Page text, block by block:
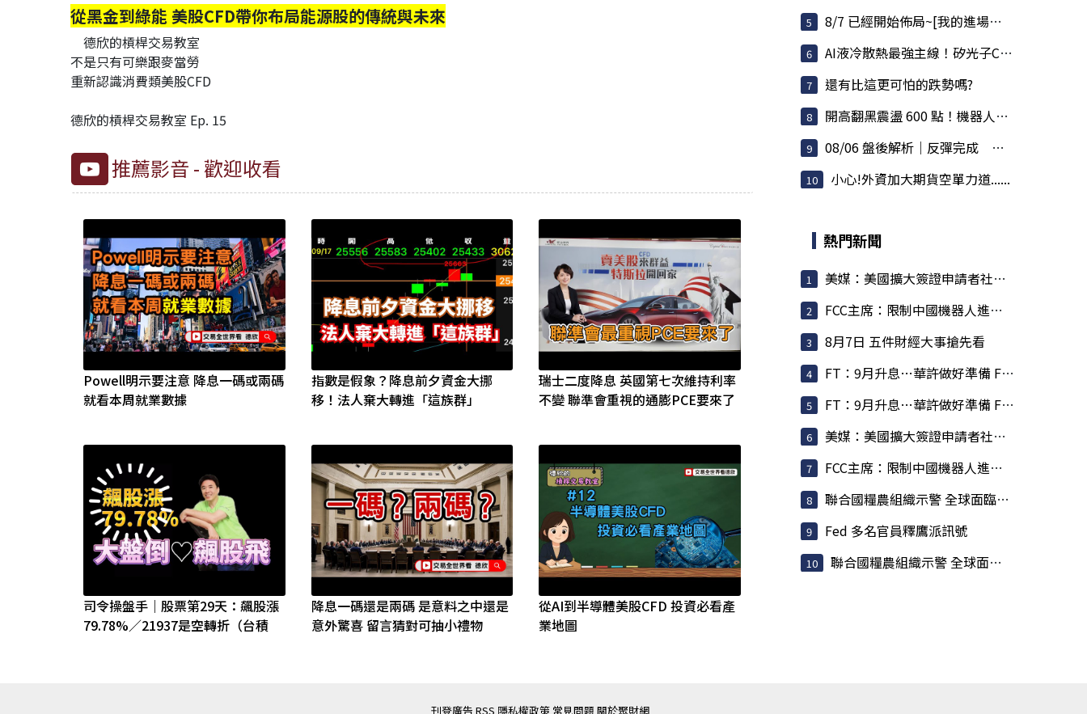
從黑金到綠能 美股CFD帶你布局能源股的傳統與未來
德欣的槓桿交易教室
不是只有可樂跟麥當勞
重新認識消費類美股CFD
德欣的槓桿交易教室 Ep. 15
推薦影音 - 歡迎收看
Powell明示要注意 降息一碼或兩碼
就看本周就業數據
指數是假象？降息前夕資金大挪
移！法人棄大轉進「這族群」
瑞士二度降息 英國第七次維持利率
不變 聯準會重視的通膨PCE要來了
司令操盤手｜股票第29天：飆股漲
79.78%／21937是空轉折（台積
降息一碼還是兩碼 是意料之中還是
意外驚喜 留言猜對可抽小禮物
從AI到半導體美股CFD 投資必看產
業地圖
8/7 已經開始佈局~[我的進場點~至少800點以上]
AI液冷散熱最強主線！矽光子CPO狂飆接棒
還有比這更可怕的跌勢嗎?
開高翻黑震盪 600 點！機器人、塑化、觀光強勢，...
08/06 盤後解析｜反彈完成 高檔刷洗正式展開
小心!外資加大期貨空單力道......
熱門新聞
美媒：美國擴大簽證申請者社群審查 納入外國記者
FCC主席：限制中國機器人進口 旨在提振美國產能
8月7日 五件財經大事搶先看
FT：9月升息…華許做好準備 Fed 主席坦承上任來犯了一些錯
FT：9月升息…華許做好準備 Fed 主席坦承上任來犯了一些錯
美媒：美國擴大簽證申請者社群審查 納入外國記者
FCC主席：限制中國機器人進口 旨在提振美國產能
聯合國糧農組織示警 全球面臨新一波糧食通膨
Fed 多名官員釋鷹派訊號
聯合國糧農組織示警 全球面臨新一波糧食通膨
刊登廣告 RSS 隱私權政策 常見問題 關於聚財網